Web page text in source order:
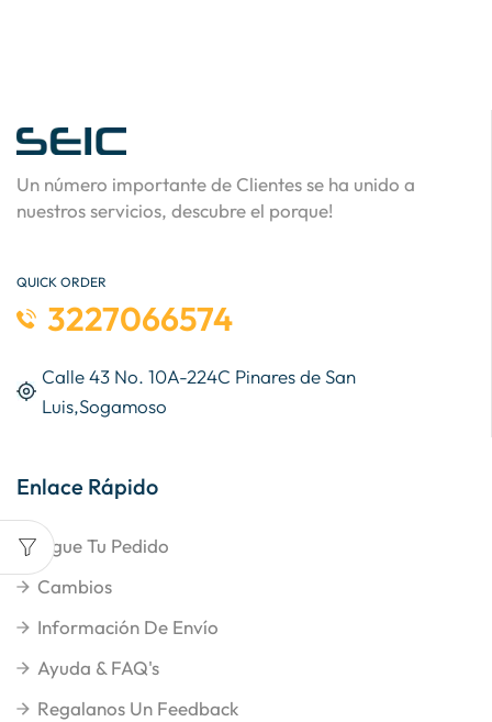
Un número importante de Clientes se ha unido a
nuestros servicios, descubre el porque!
QUICK ORDER
3227066574
Calle 43 No. 10A-224C Pinares de San
Luis,Sogamoso
Enlace Rápido
Sigue Tu Pedido
Cambios
Información De Envío
Ayuda & FAQ's
Regalanos Un Feedback